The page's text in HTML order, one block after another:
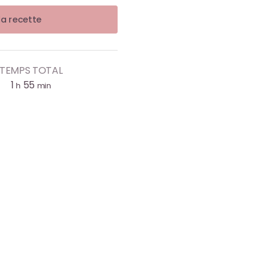
recette
TEMPS TOTAL
1 h 55 min